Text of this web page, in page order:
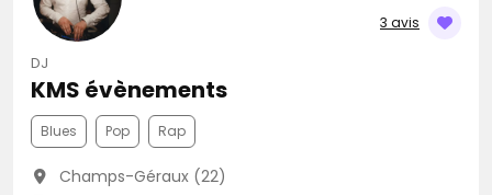
3 avis
DJ
KMS évènements
Blues Pop Rap
Champs-Géraux (22)